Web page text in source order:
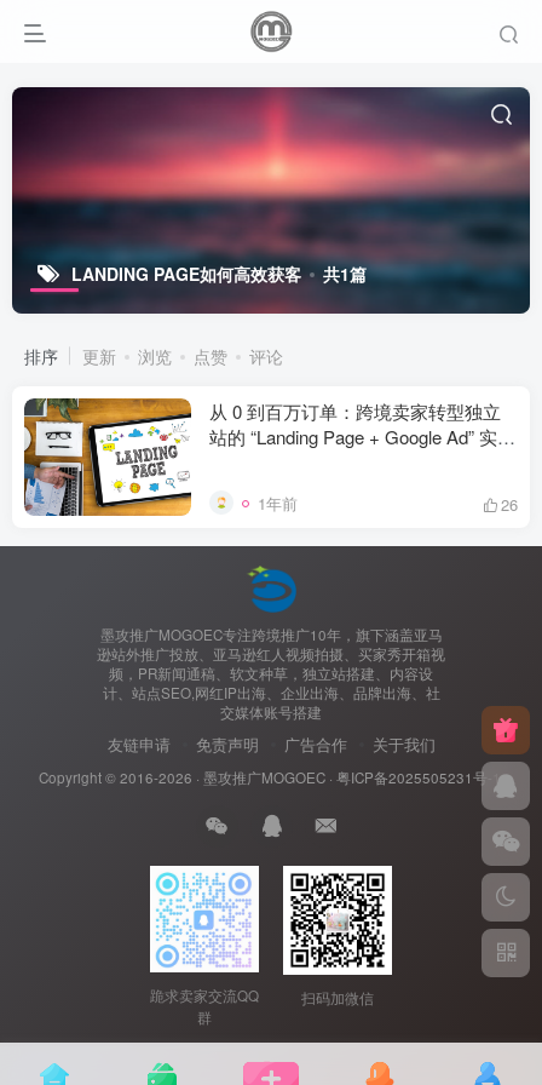
LANDING PAGE如何高效获客 共1篇
排序 更新 浏览 点赞 评论
从 0 到百万订单：跨境卖家转型独立
站的 “Landing Page + Google Ad” 实战
1年前 26
墨攻推广MOGOEC专注跨境推广10年，旗下涵盖亚马
逊站外推广投放、亚马逊红人视频拍摄、买家秀开箱视
频，PR新闻通稿、软文种草，独立站搭建、内容设
计、站点SEO,网红IP出海、企业出海、品牌出海、社
交媒体账号搭建
友链申请 免责声明 广告合作 关于我们
Copyright © 2016-2026 · 墨攻推广MOGOEC· 粤ICP备2025505231号-1.
跪求卖家交流QQ
群
扫码加微信